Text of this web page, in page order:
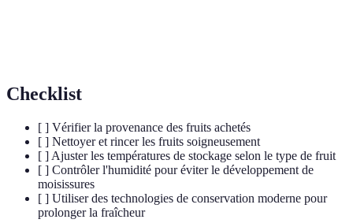
Checklist
[ ] Vérifier la provenance des fruits achetés
[ ] Nettoyer et rincer les fruits soigneusement
[ ] Ajuster les températures de stockage selon le type de fruit
[ ] Contrôler l'humidité pour éviter le développement de
moisissures
[ ] Utiliser des technologies de conservation moderne pour
prolonger la fraîcheur